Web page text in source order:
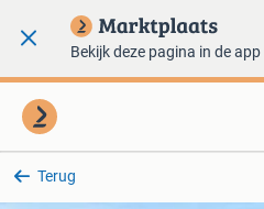
Bekijk deze pagina in de app
Terug